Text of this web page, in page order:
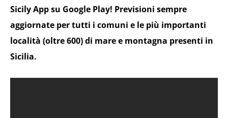
Sicily App su Google Play! Previsioni sempre
aggiornate per tutti i comuni e le più importanti
località (oltre 600) di mare e montagna presenti in
Sicilia.